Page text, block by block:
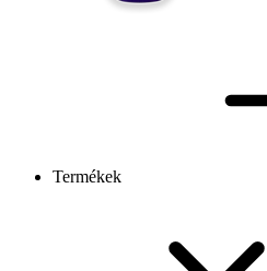
Termékek